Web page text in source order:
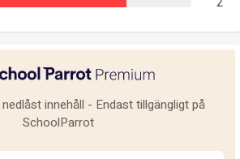
innehåll - Endast tillgängligt på
SchoolParrot